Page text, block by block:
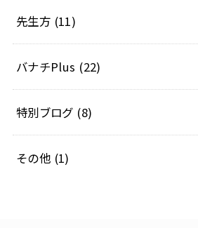
先生方 (11)
バナチPlus (22)
特別ブログ (8)
その他 (1)